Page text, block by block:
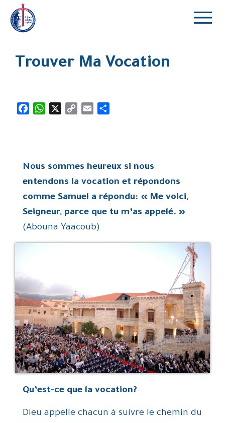
Trouver Ma Vocation
FacebookWhatsApp
Copy
Email
Nous sommes heureux si nous
entendons la vocation et répondons
comme Samuel a répondu: « Me voici,
Seigneur, parce que tu m’as appelé. »
(Abouna Yaacoub)
Qu’est-ce que la vocation?
Dieu appelle chacun à suivre le chemin du